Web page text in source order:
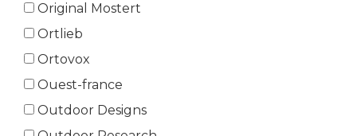
Original Mostert
Ortlieb
Ortovox
Ouest-france
Outdoor Designs